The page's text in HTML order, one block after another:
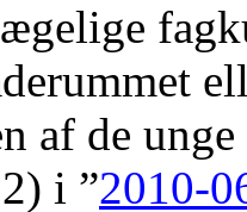
af de
i ”2010-